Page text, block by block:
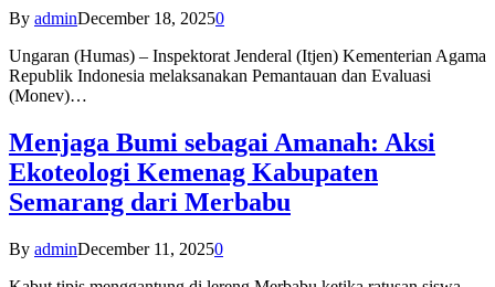
By adminDecember 18, 20250
Ungaran (Humas) – Inspektorat Jenderal (Itjen) Kementerian Agama
Republik Indonesia melaksanakan Pemantauan dan Evaluasi
(Monev)…
Menjaga Bumi sebagai Amanah: Aksi
Ekoteologi Kemenag Kabupaten
Semarang dari Merbabu
By adminDecember 11, 20250